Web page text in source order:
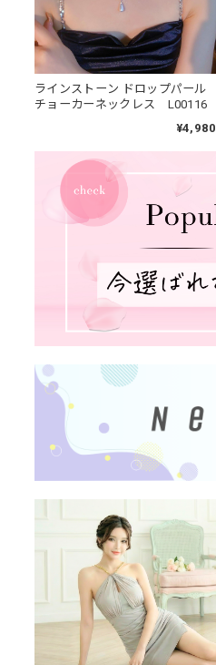
ラインストーン ドロップパール
チョーカーネックレス L00116
¥4,980